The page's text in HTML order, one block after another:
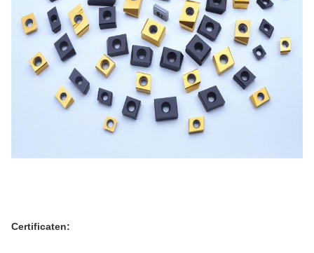
Certificaten: